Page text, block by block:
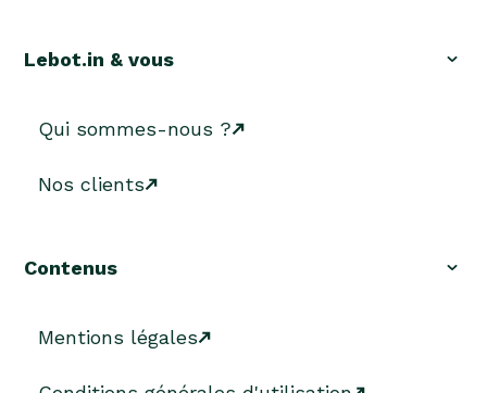
Lebot.in & vous
Qui sommes-nous ?
Nos clients
Contenus
Mentions légales